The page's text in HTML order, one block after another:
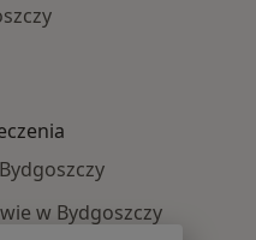
w Bydgoszczy